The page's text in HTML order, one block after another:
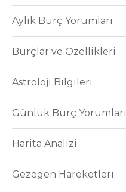
Aylık Burç Yorumları
Burçlar ve Özellikleri
Astroloji Bilgileri
Günlük Burç Yorumları
Harita Analizi
Gezegen Hareketleri